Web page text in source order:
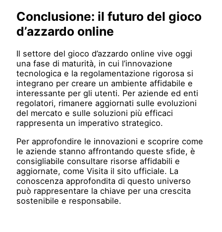
Conclusione: il futuro del gioco
d’azzardo online
Il settore del gioco d’azzardo online vive oggi
una fase di maturità, in cui l’innovazione
tecnologica e la regolamentazione rigorosa si
integrano per creare un ambiente affidabile e
interessante per gli utenti. Per aziende ed enti
regolatori, rimanere aggiornati sulle evoluzioni
del mercato e sulle soluzioni più efficaci
rappresenta un imperativo strategico.
Per approfondire le innovazioni e scoprire come
le aziende stanno affrontando queste sfide, è
consigliabile consultare risorse affidabili e
aggiornate, come Visita il sito ufficiale. La
conoscenza approfondita di questo universo
può rappresentare la chiave per una crescita
sostenibile e responsabile.